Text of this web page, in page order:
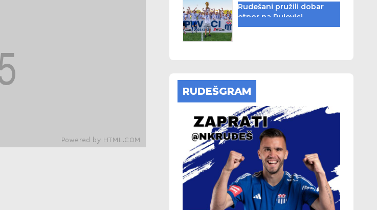
Rudešani pružili dobar
otpor na Rujevici
RUDEŠGRAM